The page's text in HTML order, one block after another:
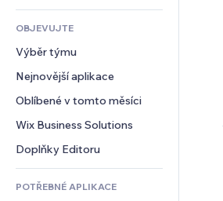
Výpisy webu
E‑mail
Účetnictví
Kupóny a věrnostní programy
Skladování
Jídlo a nápoje
Nemovitosti
Rezervace
Podcasty
Fotografie
Video
PDF
Sdílení souborů
Novinky
Soukromí a bezpečnost
Hodiny
Šablony stránek
Efekty pro obrázky
Tlačítka a nabídky
Bannery a odznaky
Kalkulačky
Vyhledávání
Počasí
Formuláře
Ankety
Chat
Komentáře
Telefon
Komunita
Reference a recenze
CRM
OBJEVUJTE
Výběr týmu
Nejnovější aplikace
Oblíbené v tomto měsíci
Wix Business Solutions
Doplňky Editoru
POTŘEBNÉ APLIKACE